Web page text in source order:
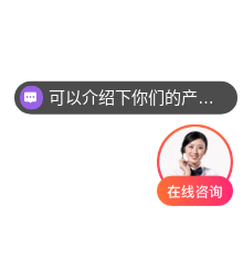
可以介绍下你们的产品么